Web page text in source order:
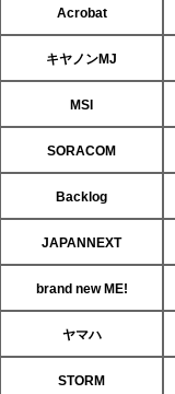
Acrobat
キヤノンMJ
MSI
SORACOM
Backlog
JAPANNEXT
brand new ME!
ヤマハ
STORM